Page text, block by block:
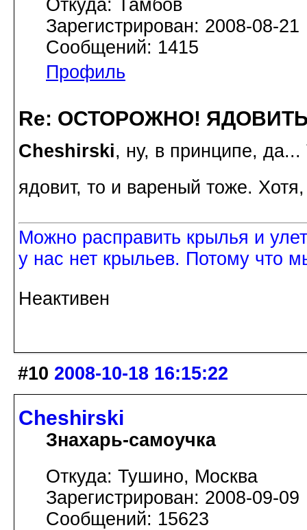
Откуда: Тамбов
Зарегистрирован: 2008-08-21
Сообщений: 1415
Профиль
Re: ОСТОРОЖНО!
Cheshirski, ну, в принципе,
ядовит, то и вареный тоже.
Можно расправить крылья и
у нас нет крыльев. Потому что
Неактивен
#10 2008-10-18 16:15:22
Cheshirski
Знахарь-самоучка
Откуда: Тушино, Москва
Зарегистрирован: 2008-09-09
Сообщений: 15623